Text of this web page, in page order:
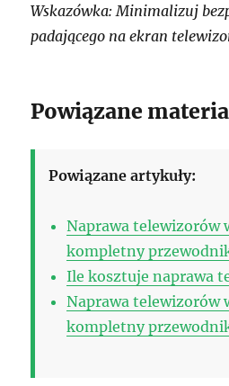
Wskazówka: Minimalizuj
padającego na ekran
Powiązane
Powiązane artykuły:
Naprawa telewizorów
kompletny
Ile kosztuje naprawa
Naprawa telewizorów
kompletny